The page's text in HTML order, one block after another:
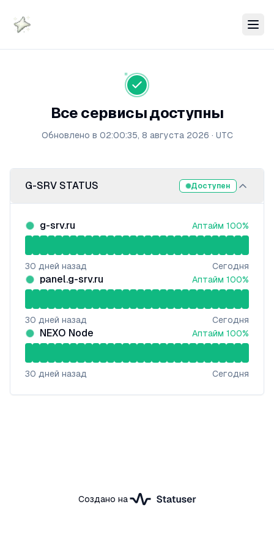
Все сервисы доступны
Обновлено в 02:00:35, 8 августа 2026 · UTC
G-SRV STATUS Доступен
g-srv.ru Аптайм 100%
30 дней назад Сегодня
panel.g-srv.ru Аптайм 100%
30 дней назад Сегодня
NEXO Node Аптайм 100%
30 дней назад Сегодня
Создано на